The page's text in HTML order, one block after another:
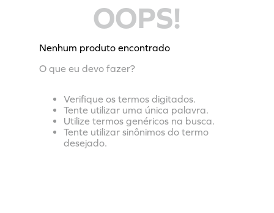
OOPS!
Nenhum produto encontrado
O que eu devo fazer?
Verifique os termos digitados.
Tente utilizar uma única palavra.
Utilize termos genéricos na busca.
Tente utilizar sinônimos do termo
desejado.